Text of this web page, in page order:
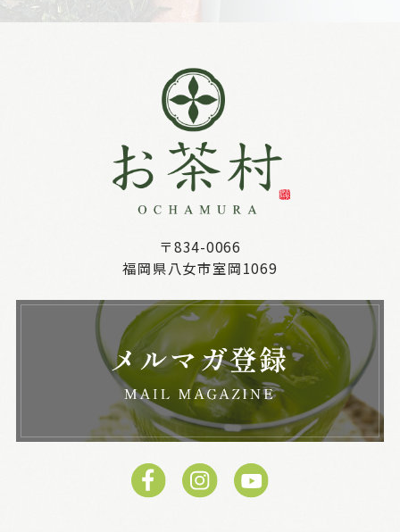
〒834-0066
福岡県八女市室岡1069